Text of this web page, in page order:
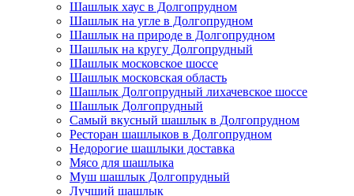
Шашлык хаус в Долгопрудном
Шашлык на угле в Долгопрудном
Шашлык на природе в Долгопрудном
Шашлык на кругу Долгопрудный
Шашлык московское шоссе
Шашлык московская область
Шашлык Долгопрудный лихачевское шоссе
Шашлык Долгопрудный
Самый вкусный шашлык в Долгопрудном
Ресторан шашлыков в Долгопрудном
Недорогие шашлыки доставка
Мясо для шашлыка
Муш шашлык Долгопрудный
Лучший шашлык